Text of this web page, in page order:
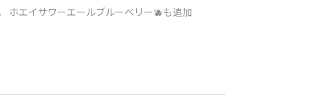
ホエイサワーエールブルーベリー🫐も追加